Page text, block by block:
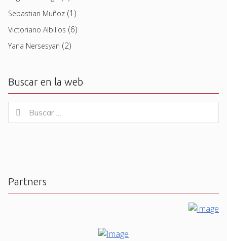
Sebastian Muñoz (1)
Victoriano Albillos (6)
Yana Nersesyan (2)
Buscar en la web
for:
Buscar
Partners